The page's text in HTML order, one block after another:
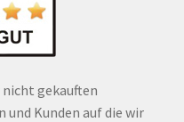
gekauften
und Kunden auf die wir